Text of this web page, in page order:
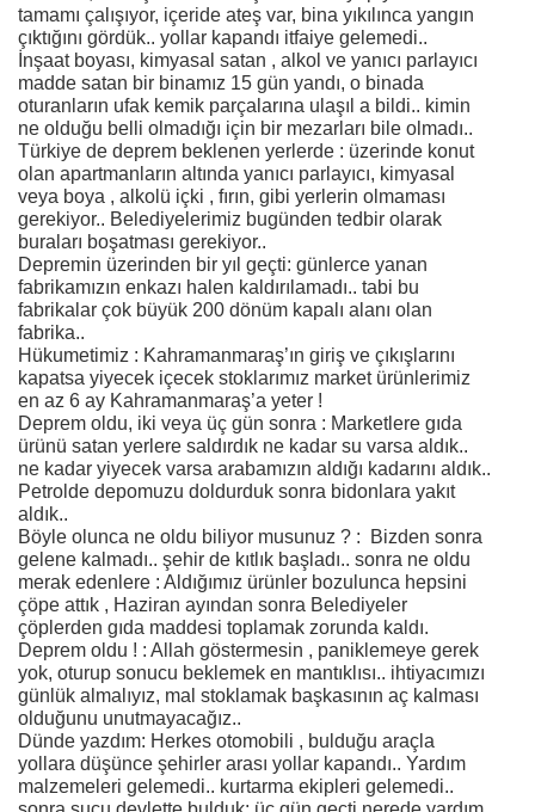
tamamı çalışıyor, içeride ateş var, bina yıkılınca yangın
çıktığını gördük.. yollar kapandı itfaiye gelemedi..
İnşaat boyası, kimyasal satan , alkol ve yanıcı parlayıcı
madde satan bir binamız 15 gün yandı, o binada
oturanların ufak kemik parçalarına ulaşıl a bildi.. kimin
ne olduğu belli olmadığı için bir mezarları bile olmadı..
Türkiye de deprem beklenen yerlerde : üzerinde konut
olan apartmanların altında yanıcı parlayıcı, kimyasal
veya boya , alkolü içki , fırın, gibi yerlerin olmaması
gerekiyor.. Belediyelerimiz bugünden tedbir olarak
buraları boşatması gerekiyor..
Depremin üzerinden bir yıl geçti: günlerce yanan
fabrikamızın enkazı halen kaldırılamadı.. tabi bu
fabrikalar çok büyük 200 dönüm kapalı alanı olan
fabrika..
Hükumetimiz : Kahramanmaraş’ın giriş ve çıkışlarını
kapatsa yiyecek içecek stoklarımız market ürünlerimiz
en az 6 ay Kahramanmaraş’a yeter !
Deprem oldu, iki veya üç gün sonra : Marketlere gıda
ürünü satan yerlere saldırdık ne kadar su varsa aldık..
ne kadar yiyecek varsa arabamızın aldığı kadarını aldık..
Petrolde depomuzu doldurduk sonra bidonlara yakıt
aldık..
Böyle olunca ne oldu biliyor musunuz ? : Bizden sonra
gelene kalmadı.. şehir de kıtlık başladı.. sonra ne oldu
merak edenlere : Aldığımız ürünler bozulunca hepsini
çöpe attık , Haziran ayından sonra Belediyeler
çöplerden gıda maddesi toplamak zorunda kaldı.
Deprem oldu ! : Allah göstermesin , paniklemeye gerek
yok, oturup sonucu beklemek en mantıklısı.. ihtiyacımızı
günlük almalıyız, mal stoklamak başkasının aç kalması
olduğunu unutmayacağız..
Dünde yazdım: Herkes otomobili , bulduğu araçla
yollara düşünce şehirler arası yollar kapandı.. Yardım
malzemeleri gelemedi.. kurtarma ekipleri gelemedi..